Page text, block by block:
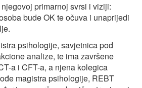
primarnoj svrsi i viziji:
bude OK te očuva i unaprijedi
psihologije, savjetnica pod
analize, te ima završene
a i CFT-a, a njena kolegica
magistra psihologije, REBT